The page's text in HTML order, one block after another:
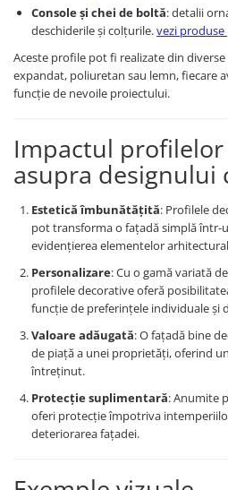
Console și chei de boltă: detalii
deschiderile și colțurile.vezi produse
Aceste profile pot fi realizate din
expandat, poliuretan sau lemn, fiecare
funcție de nevoile proiectului.
Impactul
asupra designului
Estetică îmbunătățită: Profilele
pot transforma o fațadă simplă într-
evidențierea elementelor
Personalizare: Cu o gamă variată
profilele decorative oferă
funcție de preferințele individuale și
Valoare adăugată: O fațadă bine
de piață a unei proprietăți, oferind
întreținut.
Protecție suplimentară: Anumite
oferi protecție împotriva
deteriorarea fațadei.